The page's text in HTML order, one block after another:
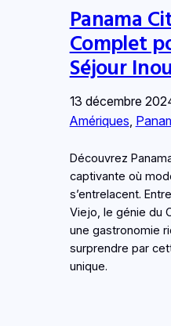
Panama
Complet
Séjour
13 décembre
Amériques
Découvrez
captivante où
s’entrelacent.
Viejo, le génie du
une gastronomie
surprendre par
unique.